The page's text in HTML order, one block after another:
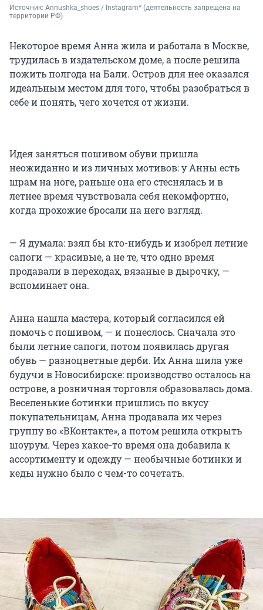
Источник: Annushka_shoes / Instagram* (деятельность запрещена на
территории РФ)
Некоторое время Анна жила и работала в Москве,
трудилась в издательском доме, а после решила
пожить полгода на Бали. Остров для нее оказался
идеальным местом для того, чтобы разобраться в
себе и понять, чего хочется от жизни.
Идея заняться пошивом обуви пришла
неожиданно и из личных мотивов: у Анны есть
шрам на ноге, раньше она его стеснялась и в
летнее время чувствовала себя некомфортно,
когда прохожие бросали на него взгляд.
— Я думала: взял бы кто-нибудь и изобрел летние
сапоги — красивые, а не те, что одно время
продавали в переходах, вязаные в дырочку, —
вспоминает она.
Анна нашла мастера, который согласился ей
помочь с пошивом, — и понеслось. Сначала это
были летние сапоги, потом появилась другая
обувь — разноцветные дерби. Их Анна шила уже
будучи в Новосибирске: производство осталось на
острове, а розничная торговля образовалась дома.
Веселенькие ботинки пришлись по вкусу
покупательницам, Анна продавала их через
группу во «ВКонтакте», а потом решила открыть
шоурум. Через какое-то время она добавила к
ассортименту и одежду — необычные ботинки и
кеды нужно было с чем-то сочетать.